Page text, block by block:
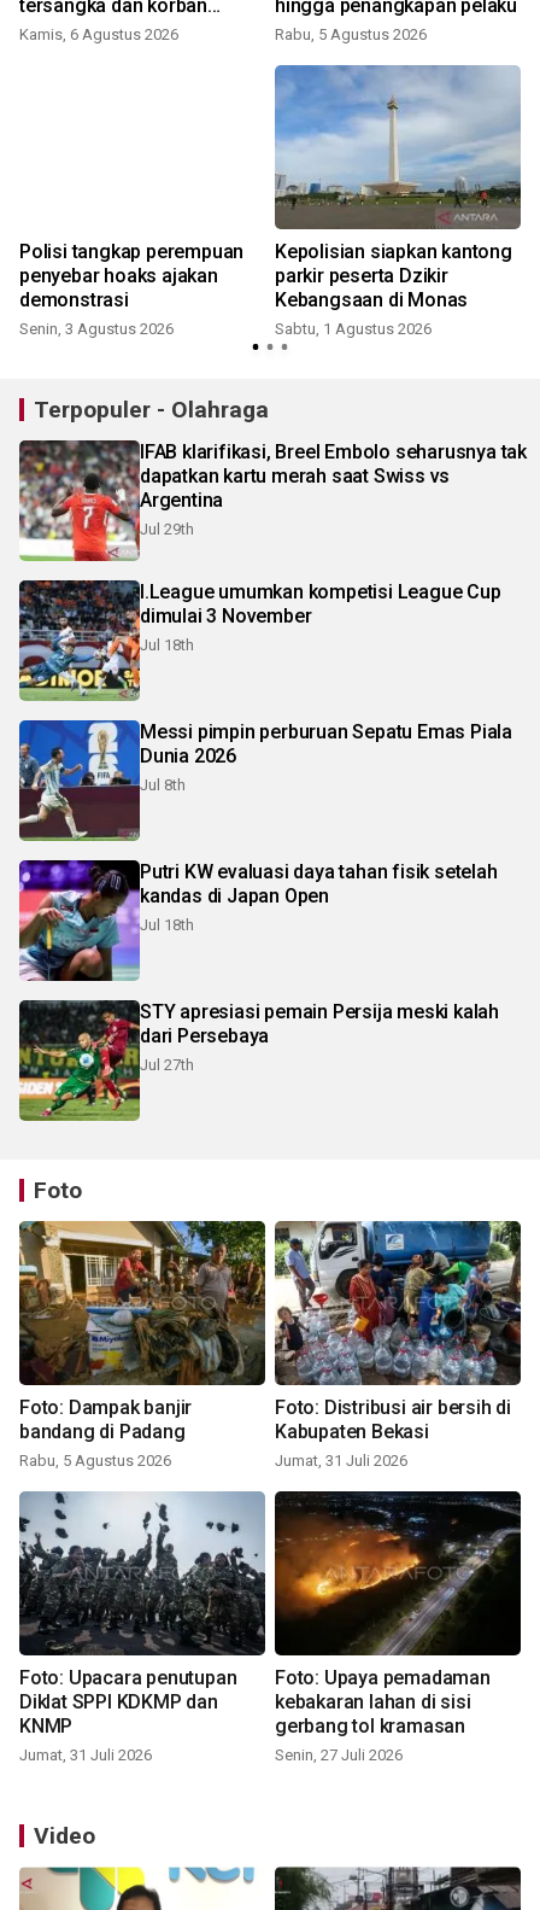
tersangka dan korban
tergabung dalam komunitas
Kamis, 6 Agustus 2026
hingga penangkapan pelaku
Rabu, 5 Agustus 2026
Polisi tangkap perempuan
penyebar hoaks ajakan
demonstrasi
Senin, 3 Agustus 2026
Kepolisian siapkan kantong
parkir peserta Dzikir
Kebangsaan di Monas
Sabtu, 1 Agustus 2026
Terpopuler - Olahraga
IFAB klarifikasi, Breel Embolo seharusnya tak
dapatkan kartu merah saat Swiss vs
Argentina
Jul 29th
I.League umumkan kompetisi League Cup
dimulai 3 November
Jul 18th
Messi pimpin perburuan Sepatu Emas Piala
Dunia 2026
Jul 8th
Putri KW evaluasi daya tahan fisik setelah
kandas di Japan Open
Jul 18th
STY apresiasi pemain Persija meski kalah
dari Persebaya
Jul 27th
Foto
Foto: Dampak banjir
bandang di Padang
Rabu, 5 Agustus 2026
Foto: Distribusi air bersih di
Kabupaten Bekasi
Jumat, 31 Juli 2026
Foto: Upacara penutupan
Diklat SPPI KDKMP dan
KNMP
Jumat, 31 Juli 2026
Foto: Upaya pemadaman
kebakaran lahan di sisi
gerbang tol kramasan
Senin, 27 Juli 2026
Video